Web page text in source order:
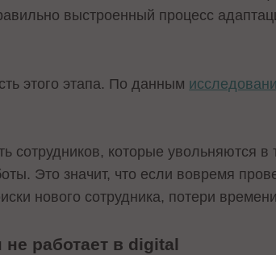
выстроенный процесс
этого этапа. По данным
сотрудников, которые увольняются в
Это значит, что если вовремя
нового сотрудника, потери
работает в digital